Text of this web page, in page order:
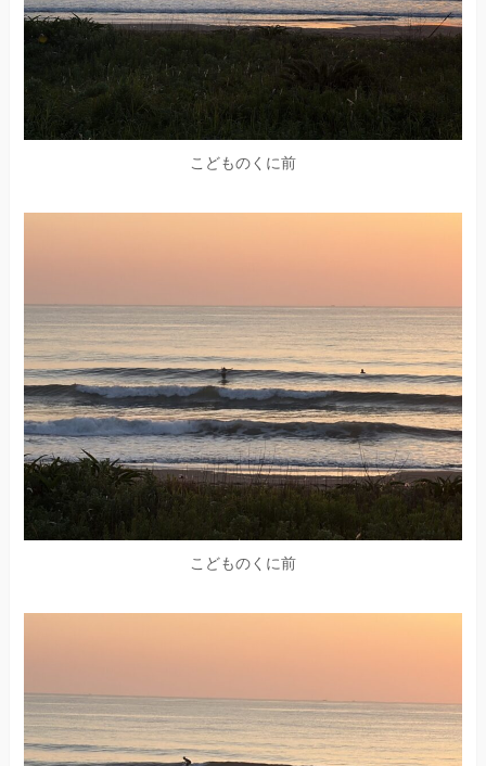
こどものくに前
こどものくに前